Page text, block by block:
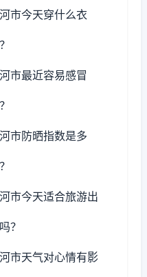
市今天穿什么衣
市最近容易感冒
市防晒指数是多
市今天适合旅游出
？
市天气对心情有影